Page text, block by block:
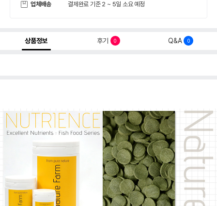
업체배송 결제완료 기준 2 ~ 5일 소요 예정
상품정보 후기 0 Q&A 0